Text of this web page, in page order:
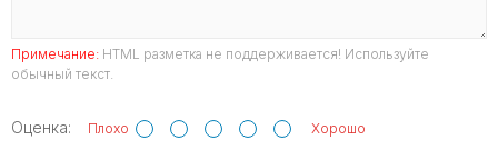
Примечание: HTML разметка не поддерживается! Используйте
обычный текст.
Оценка: Плохо Хорошо